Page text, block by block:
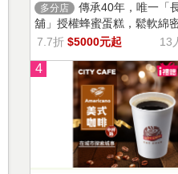
多分店
傳承40年，唯一「
舖」授權蜂蜜蛋糕，鬆軟綿
13家門市適用，自選商品，
7.7折 $5000元起 13
4